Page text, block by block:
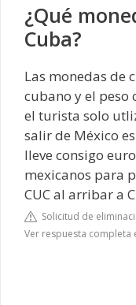
¿Qué
Cuba?
Las monedas de
cubano y el peso
el turista solo
salir de México
lleve consigo
mexicanos para
CUC al arribar a
Solicitud de
Ver respuesta completa